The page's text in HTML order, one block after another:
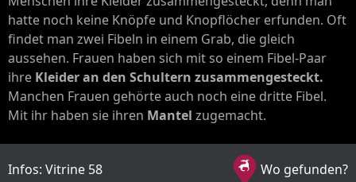
hatte noch keine Knöpfe und Knopflöcher erfunden. Oft
findet man zwei Fibeln in einem Grab, die gleich
aussehen. Frauen haben sich mit so einem Fibel-Paar
ihre Kleider an den Schultern zusammengesteckt.
Manchen Frauen gehörte auch noch eine dritte Fibel.
Mit ihr haben sie ihren Mantel zugemacht.
Infos: Vitrine 58 Wo gefunden?